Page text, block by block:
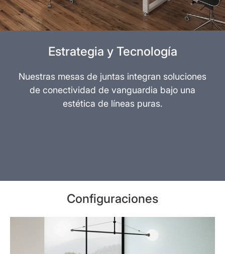
Estrategia y Tecnología
Nuestras mesas de juntas integran soluciones
de conectividad de vanguardia bajo una
estética de líneas puras.
Configuraciones